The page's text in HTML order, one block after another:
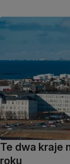
Te dwa kraje
roku